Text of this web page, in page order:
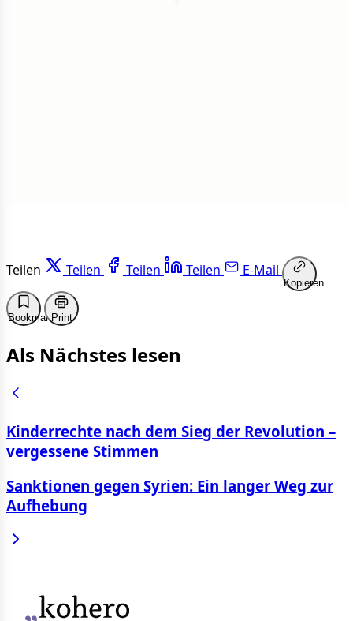
Teilen Teilen Teilen Teilen E-Mail
Kopieren
BookmarkPrint
Als Nächstes lesen
Kinderrechte nach dem Sieg der Revolution –
vergessene Stimmen
Sanktionen gegen Syrien: Ein langer Weg zur
Aufhebung